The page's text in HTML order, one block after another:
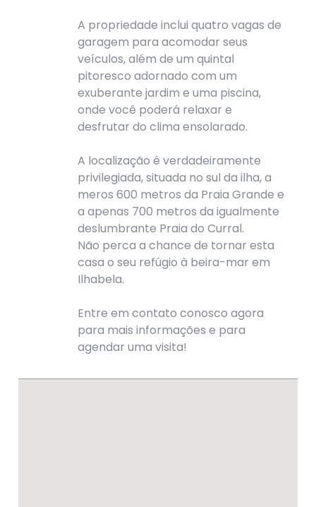
A propriedade inclui quatro vagas de
garagem para acomodar seus
veículos, além de um quintal
pitoresco adornado com um
exuberante jardim e uma piscina,
onde você poderá relaxar e
desfrutar do clima ensolarado.
A localização é verdadeiramente
privilegiada, situada no sul da ilha, a
meros 600 metros da Praia Grande e
a apenas 700 metros da igualmente
deslumbrante Praia do Curral.
Não perca a chance de tornar esta
casa o seu refúgio à beira-mar em
Ilhabela.
Entre em contato conosco agora
para mais informações e para
agendar uma visita!